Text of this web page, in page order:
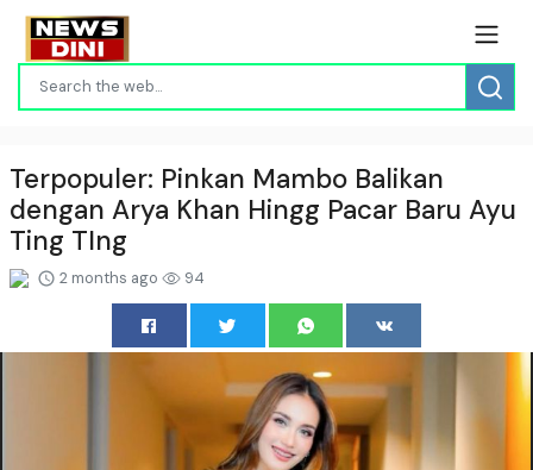
Terpopuler: Pinkan Mambo Balikan
dengan Arya Khan Hingg Pacar Baru Ayu
Ting TIng
2 months ago 94